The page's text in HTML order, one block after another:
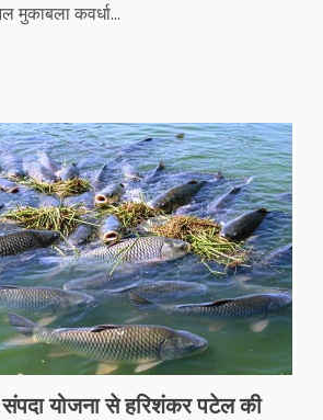
मुकाबला कवर्धा...
संपदा योजना से हरिशंकर पटेल की